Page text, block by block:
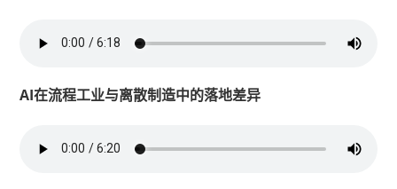
AI在流程工业与离散制造中的落地差异